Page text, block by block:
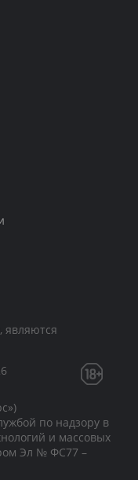
по надзору в
и массовых
Эл № ФС77 –